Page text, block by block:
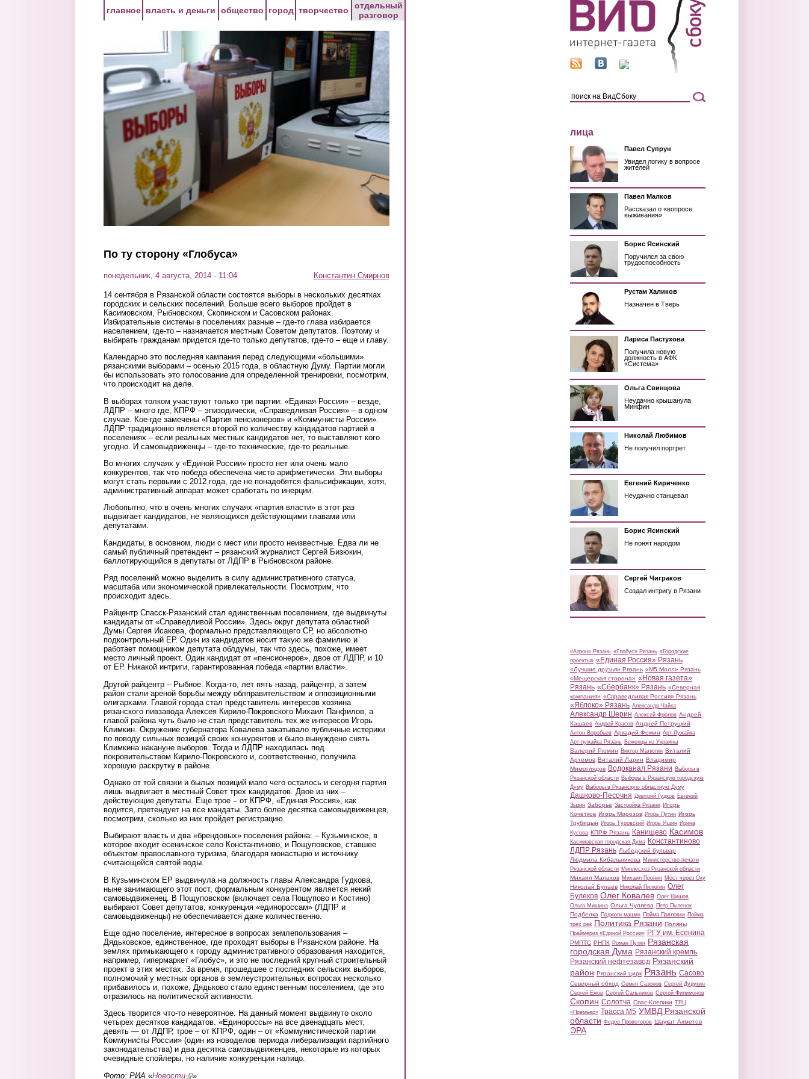
главное власть и деньги общество город творчество
отдельный
разговор
По ту сторону «Глобуса»
понедельник, 4 августа, 2014 - 11:04 Константин Смирнов
14 сентября в Рязанской области состоятся выборы в нескольких десятках
городских и сельских поселений. Больше всего выборов пройдет в
Касимовском, Рыбновском, Скопинском и Сасовском районах.
Избирательные системы в поселениях разные – где-то глава избирается
населением, где-то – назначается местным Советом депутатов. Поэтому и
выбирать гражданам придется где-то только депутатов, где-то – еще и главу.
Календарно это последняя кампания перед следующими «большими»
рязанскими выборами – осенью 2015 года, в областную Думу. Партии могли
бы использовать это голосование для определенной тренировки, посмотрим,
что происходит на деле.
В выборах толком участвуют только три партии: «Единая Россия» – везде,
ЛДПР – много где, КПРФ – эпизодически, «Справедливая Россия» – в одном
случае. Кое-где замечены «Партия пенсионеров» и «Коммунисты России».
ЛДПР традиционно является второй по количеству кандидатов партией в
поселениях – если реальных местных кандидатов нет, то выставляют кого
угодно. И самовыдвиженцы – где-то технические, где-то реальные.
Во многих случаях у «Единой России» просто нет или очень мало
конкурентов, так что победа обеспечена чисто арифметически. Эти выборы
могут стать первыми с 2012 года, где не понадобятся фальсификации, хотя,
административный аппарат может сработать по инерции.
Любопытно, что в очень многих случаях «партия власти» в этот раз
выдвигает кандидатов, не являющихся действующими главами или
депутатами.
Кандидаты, в основном, люди с мест или просто неизвестные. Едва ли не
самый публичный претендент – рязанский журналист Сергей Бизюкин,
баллотирующийся в депутаты от ЛДПР в Рыбновском районе.
Ряд поселений можно выделить в силу административного статуса,
масштаба или экономической привлекательности. Посмотрим, что
происходит здесь.
Райцентр Спасск-Рязанский стал единственным поселением, где выдвинуты
кандидаты от «Справедливой России». Здесь округ депутата областной
Думы Сергея Исакова, формально представляющего СР, но абсолютно
подконтрольный ЕР. Один из кандидатов носит такую же фамилию и
работает помощником депутата облдумы, так что здесь, похоже, имеет
место личный проект. Один кандидат от «пенсионеров», двое от ЛДПР, и 10
от ЕР. Никакой интриги, гарантированная победа «партии власти».
Другой райцентр – Рыбное. Когда-то, лет пять назад, райцентр, а затем
район стали ареной борьбы между облправительством и оппозиционными
олигархами. Главой города стал представитель интересов хозяина
рязанского пивзавода Алексея Кирило-Покровского Михаил Панфилов, а
главой района чуть было не стал представитель тех же интересов Игорь
Климкин. Окружение губернатора Ковалева закатывало публичные истерики
по поводу сильных позиций своих конкурентов и было вынуждено снять
Климкина накануне выборов. Тогда и ЛДПР находилась под
покровительством Кирило-Покровского и, соответственно, получила
хорошую раскрутку в районе.
Однако от той связки и былых позиций мало чего осталось и сегодня партия
лишь выдвигает в местный Совет трех кандидатов. Двое из них –
действующие депутаты. Еще трое – от КПРФ, «Единая Россия», как
водится, претендует на все мандаты. Зато более десятка самовыдвиженцев,
посмотрим, сколько из них пройдет регистрацию.
Выбирают власть и два «брендовых» поселения района: – Кузьминское, в
которое входит есенинское село Константиново, и Пощуповское, ставшее
объектом православного туризма, благодаря монастырю и источнику
считающейся святой воды.
В Кузьминском ЕР выдвинула на должность главы Александра Гудкова,
ныне занимающего этот пост, формальным конкурентом является некий
самовыдвиженец. В Пощуповском (включает села Пощупово и Костино)
выбирают Совет депутатов, конкуренция «единороссам» (ЛДПР и
самовыдвиженцы) не обеспечивается даже количественно.
Еще одно поселение, интересное в вопросах землепользования –
Дядьковское, единственное, где проходят выборы в Рязанском районе. На
землях примыкающего к городу административного образования находится,
например, гипермаркет «Глобус», и это не последний крупный строительный
проект в этих местах. За время, прошедшее с последних сельских выборов,
полномочий у местных органов в землеустроительных вопросах несколько
прибавилось и, похоже, Дядьково стало единственным поселением, где это
отразилось на политической активности.
Здесь творится что-то невероятное. На данный момент выдвинуто около
четырех десятков кандидатов. «Единороссы» на все двенадцать мест,
девять — от ЛДПР, трое – от КПРФ, один – от «Коммунистической партии
Коммунисты России» (один из новоделов периода либерализации партийного
законодательства) и два десятка самовыдвиженцев, некоторые из которых
очевидные спойлеры, но наличие конкуренции налицо.
Фото: РИА «Новости(link is external)
»
лица
Павел Супрун
Увидел логику в вопросе
жителей
Павел Малков
Рассказал о «вопросе
выживания»
Борис Ясинский
Поручился за свою
трудоспособность
Рустам Халиков
Назначен в Тверь
Лариса Пастухова
Получила новую
должность в АФК
«Система»
Ольга Свинцова
Неудачно крышанула
Минфин
Николай Любимов
Не получил портрет
Евгений Кириченко
Неудачно станцевал
Борис Ясинский
Не понят народом
Сергей Чиграков
Создал интригу в Рязани
«Атрон» Рязань «Глобус» Рязань «Городские
проекты» «Единая Россия» Рязань
«Лучшие друзья» Рязань «М5 Молл» Рязань
«Мещерская сторона» «Новая газета»
Рязань «Сбербанк» Рязань «Северная
компания» «Справедливая Россия» Рязань
«Яблоко» Рязань Александр Чайка
Александр Шерин Алексей Фролов Андрей
Кашаев Андрей Красов Андрей Петруцкий
Антон Воробьев Аркадий Фомин Арт-Лужайка
Арт-лужайка Рязань Беженцы из Украины
Валерий Рюмин Виктор Малюгин Виталий
Артемов Виталий Ларин Владимир
Мимоглядов Водоканал Рязани Выборы в
Рязанской области Выборы в Рязанскую городскую
Думу Выборы в Рязанскую областную Думу
Дашково-Песочня Дмитрий Гудков Евгений
Зызин Заборье Застройка Рязани Игорь
Кочетков Игорь Морозов Игорь Путин Игорь
Трубицын Игорь Туровский Игорь Яшин Ирина
Кусова КПРФ Рязань Канищево Касимов
Касимовская городская Дума Константиново
ЛДПР Рязань Лыбедский бульвар
Людмила Кибальникова Министерство печати
Рязанской области Минлесхоз Рязанской области
Михаил Малахов Михаил Пронин Мост через Оку
Николай Булаев Николай Пилюгин Олег
Булеков Олег Ковалев Олег Шишов
Ольга Мишина Ольга Чуляева Петр Пыленок
Подбелка Поджоги машин Пойма Павловки Пойма
трех рек Политика Рязани Поляны
Праймериз «Единой России» РГУ им. Есенина
РМПТС РНПК Роман Путин Рязанская
городская Дума Рязанский кремль
Рязанский нефтезавод Рязанский
район Рязанский цирк Рязань Сасово
Северный обход Семен Сазонов Сергей Дудукин
Сергей Ежов Сергей Сальников Сергей Филимонов
Скопин Солотча Спас-Клепики ТРЦ
«Премьер» Трасса М5 УМВД Рязанской
области Федор Провоторов Шаукат Ахметов
ЭРА